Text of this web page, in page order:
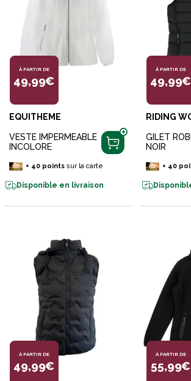
À PARTIR DE
49,99€
EQUITHEME
VESTE IMPERMEABLE
INCOLORE
+ 40pointssur la carte
Disponible en livraison
À PARTIR DE
49,99€
RIDING
GILET
NOIR
+ 40
À PARTIR DE
49,99€
À PARTIR DE
55,99€